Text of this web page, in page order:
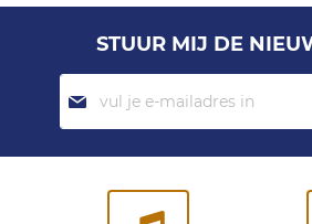
STUUR MIJ DE
Abonneer
je
op